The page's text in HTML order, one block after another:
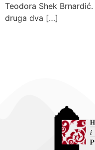
Teodora Shek
druga dva […]